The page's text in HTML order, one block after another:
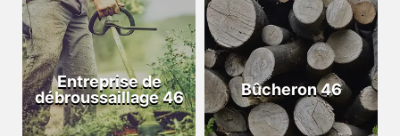
Entreprise de
débroussaillage 46
Bûcheron 46